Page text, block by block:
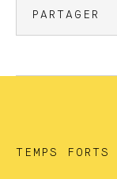
PARTAGER
TEMPS FORTS